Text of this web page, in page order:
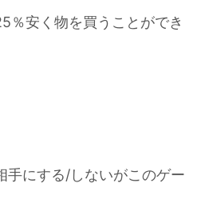
％安く物を買うことができ
手にする/しないがこのゲー